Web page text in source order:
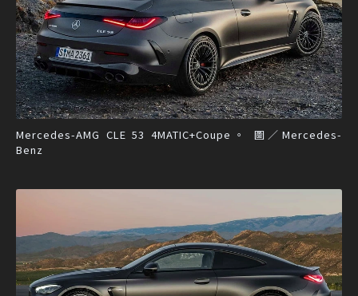
Mercedes-AMG CLE 53 4MATIC+Coupe。 圖／Mercedes-
Benz